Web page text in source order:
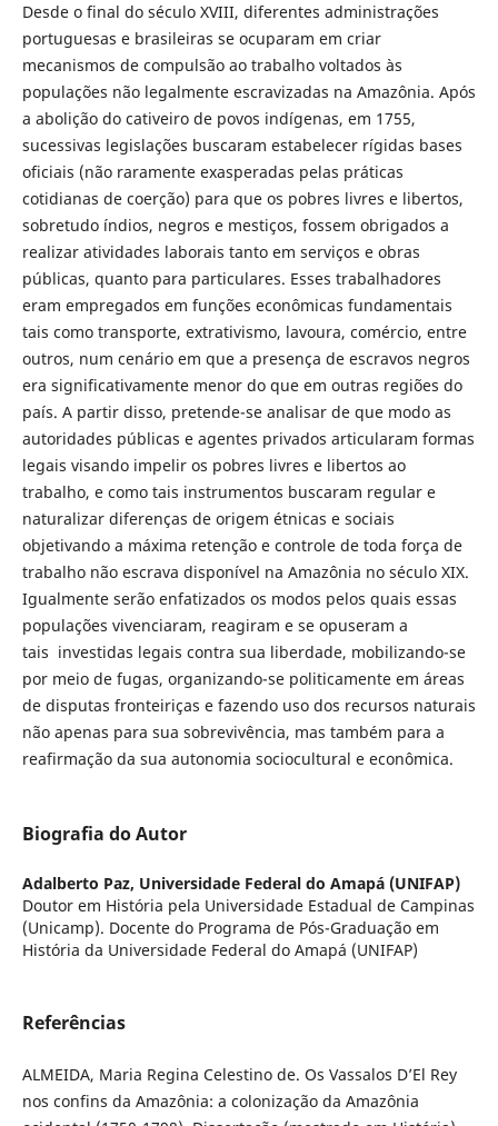
Desde o final do século XVIII, diferentes administrações
portuguesas e brasileiras se ocuparam em criar
mecanismos de compulsão ao trabalho voltados às
populações não legalmente escravizadas na Amazônia. Após
a abolição do cativeiro de povos indígenas, em 1755,
sucessivas legislações buscaram estabelecer rígidas bases
oficiais (não raramente exasperadas pelas práticas
cotidianas de coerção) para que os pobres livres e libertos,
sobretudo índios, negros e mestiços, fossem obrigados a
realizar atividades laborais tanto em serviços e obras
públicas, quanto para particulares. Esses trabalhadores
eram empregados em funções econômicas fundamentais
tais como transporte, extrativismo, lavoura, comércio, entre
outros, num cenário em que a presença de escravos negros
era significativamente menor do que em outras regiões do
país. A partir disso, pretende-se analisar de que modo as
autoridades públicas e agentes privados articularam formas
legais visando impelir os pobres livres e libertos ao
trabalho, e como tais instrumentos buscaram regular e
naturalizar diferenças de origem étnicas e sociais
objetivando a máxima retenção e controle de toda força de
trabalho não escrava disponível na Amazônia no século XIX.
Igualmente serão enfatizados os modos pelos quais essas
populações vivenciaram, reagiram e se opuseram a
tais investidas legais contra sua liberdade, mobilizando-se
por meio de fugas, organizando-se politicamente em áreas
de disputas fronteiriças e fazendo uso dos recursos naturais
não apenas para sua sobrevivência, mas também para a
reafirmação da sua autonomia sociocultural e econômica.
Biografia do Autor
Adalberto Paz, Universidade Federal do Amapá (UNIFAP)
Doutor em História pela Universidade Estadual de Campinas
(Unicamp). Docente do Programa de Pós-Graduação em
História da Universidade Federal do Amapá (UNIFAP)
Referências
ALMEIDA, Maria Regina Celestino de. Os Vassalos D’El Rey
nos confins da Amazônia: a colonização da Amazônia